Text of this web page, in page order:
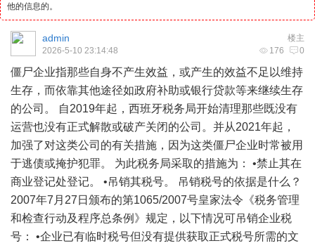
他的信息的。
楼主
admin
176 0
2026-5-10 23:14:48
僵尸企业指那些自身不产生效益，或产生的效益不足以维持
生存，而依靠其他途径如政府补助或银行贷款等来继续生存
的公司。 自2019年起， 西班牙税务局开始清理那些既没有
运营也没有正式解散或破产关闭的公司。并从2021年起，
加强了对这类公司的有关措施，因为这类僵尸企业时常被用
于逃债或掩护犯罪。 为此税务局采取的措施为： •禁止其在
商业登记处登记。 •吊销其税号。 吊销税号的依据是什么？
2007年7月27日颁布的第1065/2007号皇家法令《税务管理
和检查行动及程序总条例》规定，以下情况可吊销企业税
号： •企业已有临时税号但没有提供获取正式税号所需的文